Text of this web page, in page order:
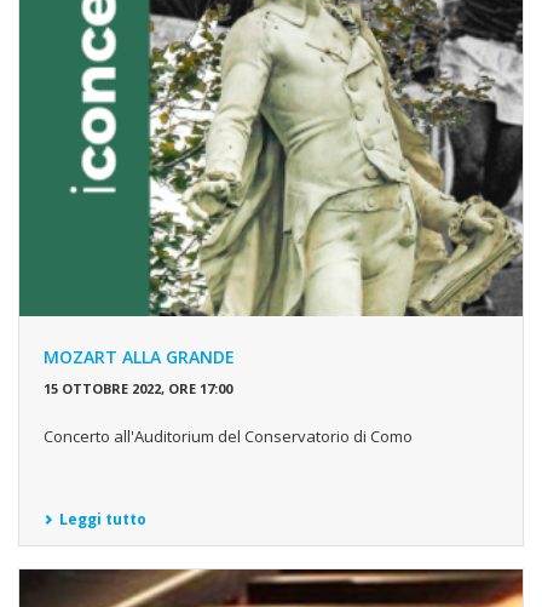
MOZART ALLA GRANDE
15 OTTOBRE 2022, ORE 17:00
Concerto all'Auditorium del Conservatorio di Como
Leggi tutto